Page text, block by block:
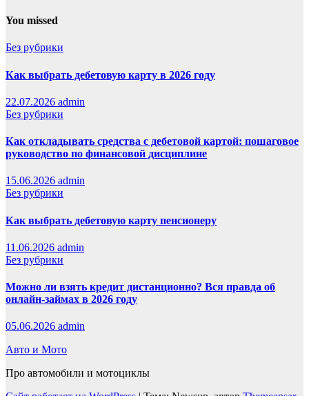
You missed
Без рубрики
Как выбрать дебетовую карту в 2026 году
22.07.2026 admin
Без рубрики
Как откладывать средства с дебетовой картой: пошаговое
руководство по финансовой дисциплине
15.06.2026 admin
Без рубрики
Как выбрать дебетовую карту пенсионеру
11.06.2026 admin
Без рубрики
Можно ли взять кредит дистанционно? Вся правда об
онлайн-займах в 2026 году
05.06.2026 admin
Авто и Мото
Про автомобили и мотоциклы